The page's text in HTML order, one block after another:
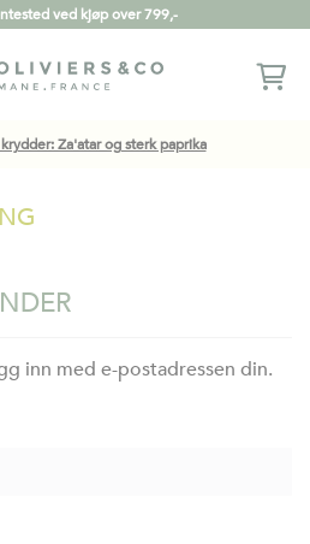
ved kjøp over 799,-
Za'atar og sterk paprika
inn med e-postadressen din.